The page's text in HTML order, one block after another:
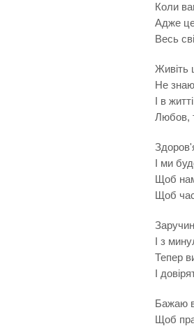
Коли
Адже
Весь
Живіть
Не
І в
Любов,
І ми
Щоб
Щоб
І з
Тепер
І
Бажаю
Щоб